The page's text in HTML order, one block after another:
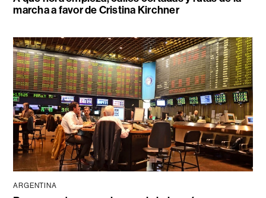
marcha a favor de Cristina Kirchner
ARGENTINA